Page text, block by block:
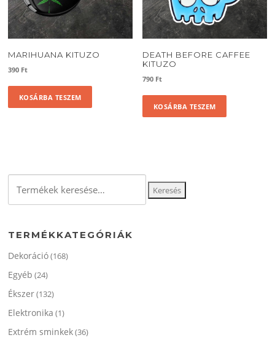
MARIHUANA KITUZO
390 Ft
KOSÁRBA TESZEM
DEATH BEFORE CAFFEE
KITUZO
790 Ft
KOSÁRBA TESZEM
következőre:
Keresés
TERMÉKKATEGÓRIÁK
Dekoráció(168)
Egyéb (24)
Ékszer(132)
Elektronika (1)
Extrém sminkek(36)